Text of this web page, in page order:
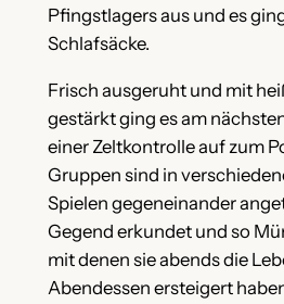
Pfingstlagers aus und es
Schlafsäcke.
Frisch ausgeruht und mit
gestärkt ging es am
einer Zeltkontrolle auf zum
Gruppen sind in
Spielen gegeneinander
Gegend erkundet und so
mit denen sie abends die
Abendessen ersteigert